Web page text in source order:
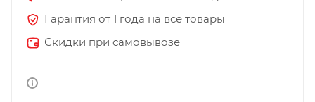
Гарантия от 1 года на все товары
Скидки при самовывозе